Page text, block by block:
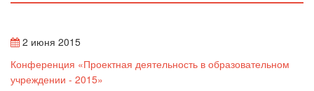
2 июня 2015
Конференция «Проектная деятельность в образовательном
учреждении - 2015»